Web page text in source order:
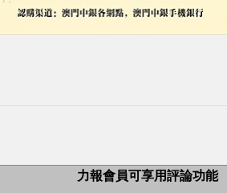
力報會員可享用評論功能